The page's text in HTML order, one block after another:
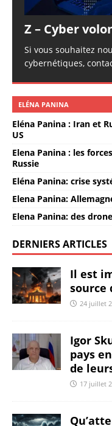
Z – Cyber
Si vous souhaitez
cybernétiques,
ELÉNA PANINA
Eléna Panina : Iran et
US
Elena Panina : les
Russie
Eléna Panina: crise
Elena Panina:
Elena Panina: des
DERNIERS ARTICLES
Il est
source
24 juillet
Igor
pays
de
17 juillet